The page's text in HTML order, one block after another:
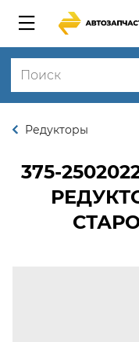
Редукторы
375-